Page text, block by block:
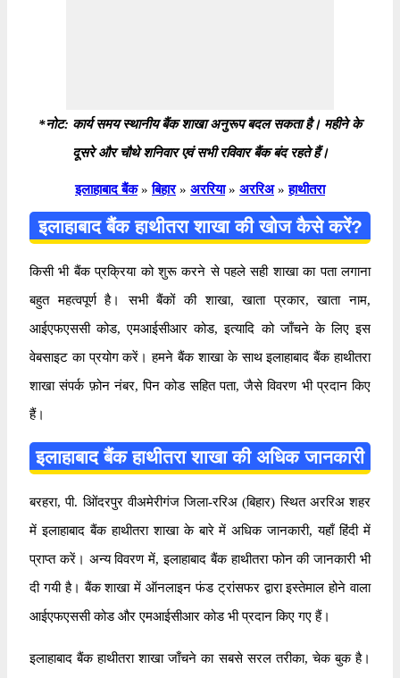
*नोट: कार्य समय स्थानीय बैंक शाखा अनुरूप बदल सकता है। महीने के
दूसरे और चौथे शनिवार एवं सभी रविवार बैंक बंद रहते हैं।
इलाहाबाद बैंक » बिहार » अररिया » अररिअ » हाथीतरा
इलाहाबाद बैंक हाथीतरा शाखा की खोज कैसे करें?
किसी भी बैंक प्रक्रिया को शुरू करने से पहले सही शाखा का पता लगाना
बहुत महत्वपूर्ण है। सभी बैंकों की शाखा, खाता प्रकार, खाता नाम,
आईएफएससी कोड, एमआईसीआर कोड, इत्यादि को जाँचने के लिए इस
वेबसाइट का प्रयोग करें। हमने बैंक शाखा के साथ इलाहाबाद बैंक हाथीतरा
शाखा संपर्क फ़ोन नंबर, पिन कोड सहित पता, जैसे विवरण भी प्रदान किए
हैं।
इलाहाबाद बैंक हाथीतरा शाखा की अधिक जानकारी
बरहरा, पी. ओिंदरपुर वीअमेरीगंज जिला-ररिअ (बिहार) स्थित अररिअ शहर
में इलाहाबाद बैंक हाथीतरा शाखा के बारे में अधिक जानकारी, यहाँ हिंदी में
प्राप्त करें। अन्य विवरण में, इलाहाबाद बैंक हाथीतरा फोन की जानकारी भी
दी गयी है। बैंक शाखा में ऑनलाइन फंड ट्रांसफर द्वारा इस्तेमाल होने वाला
आईएफएससी कोड और एमआईसीआर कोड भी प्रदान किए गए हैं।
इलाहाबाद बैंक हाथीतरा शाखा जाँचने का सबसे सरल तरीका, चेक बुक है।